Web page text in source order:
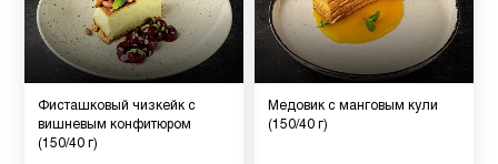
Фисташковый чизкейк с
вишневым конфитюром
(150/40 г)
Медовик с манговым кули
(150/40 г)